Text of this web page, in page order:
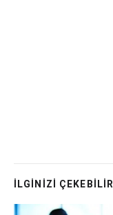
İLGİNİZİ ÇEKEBİLİR